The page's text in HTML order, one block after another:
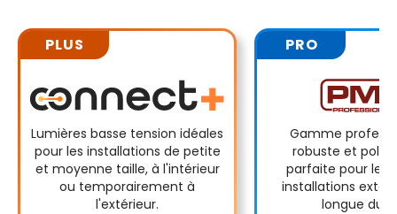
PLUS
Lumières basse tension idéales
pour les installations de petite
et moyenne taille, à l'intérieur
ou temporairement à
l'extérieur.
PRO
Gamme
robuste et
parfaite pour les
installations
longue